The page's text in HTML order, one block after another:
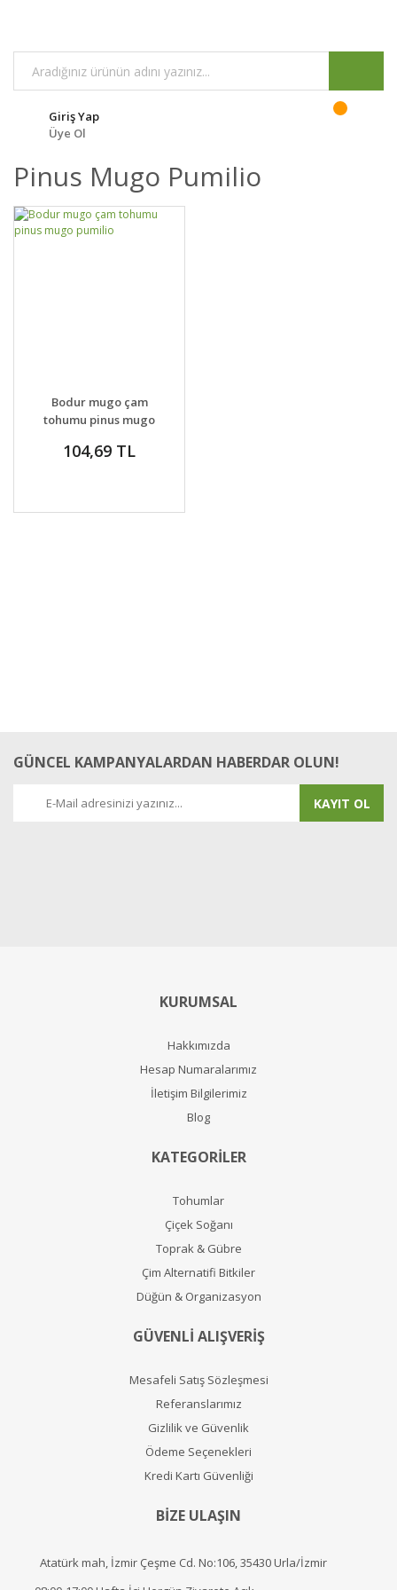
Giriş Yap
Üye Ol
Pinus Mugo Pumilio
DETAYLAR
VER
Bodur mugo çam
tohumu pinus mugo
104,69 TL
GÜNCEL KAMPANYALARDAN HABERDAR OLUN!
KAYIT OL
KURUMSAL
Hakkımızda
Hesap Numaralarımız
İletişim Bilgilerimiz
Blog
KATEGORİLER
Tohumlar
Çiçek Soğanı
Toprak & Gübre
Çim Alternatifi Bitkiler
Düğün & Organizasyon
GÜVENLİ ALIŞVERİŞ
Mesafeli Satış Sözleşmesi
Referanslarımız
Gizlilik ve Güvenlik
Ödeme Seçenekleri
Kredi Kartı Güvenliği
BİZE ULAŞIN
Atatürk mah, İzmir Çeşme Cd. No:106, 35430 Urla/İzmir